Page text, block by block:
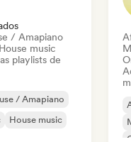
/ Amapiano
House music
playlists de
/ Amapiano
House music